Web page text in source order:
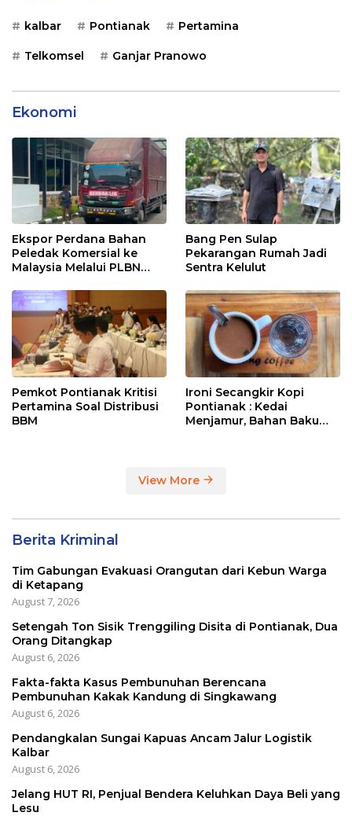
kalbar Pontianak Pertamina
Telkomsel Ganjar Pranowo
Ekonomi
Ekspor Perdana Bahan
Peledak Komersial ke
Malaysia Melalui PLBN
Bang Pen Sulap
Pekarangan Rumah Jadi
Sentra Kelulut
Pemkot Pontianak Kritisi
Pertamina Soal Distribusi
BBM
Ironi Secangkir Kopi
Pontianak : Kedai
Menjamur, Bahan Baku
View More
Berita Kriminal
Tim Gabungan Evakuasi Orangutan dari Kebun Warga
di Ketapang
August 7, 2026
Setengah Ton Sisik Trenggiling Disita di Pontianak, Dua
Orang Ditangkap
August 6, 2026
Fakta-fakta Kasus Pembunuhan Berencana
Pembunuhan Kakak Kandung di Singkawang
August 6, 2026
Pendangkalan Sungai Kapuas Ancam Jalur Logistik
Kalbar
August 6, 2026
Jelang HUT RI, Penjual Bendera Keluhkan Daya Beli yang
Lesu